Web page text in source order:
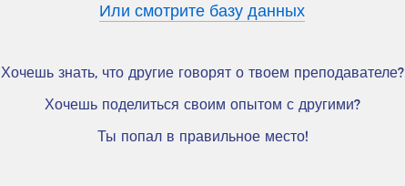
Или смотрите базу данных
Хочешь знать, что другие говорят о твоем преподавателе?
Хочешь поделиться своим опытом с другими?
Ты попал в правильное место!